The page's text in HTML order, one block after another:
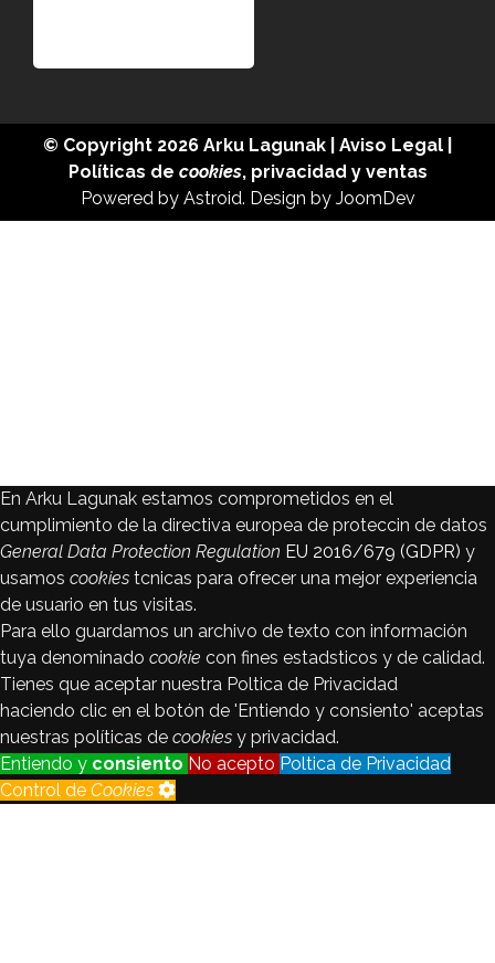
© Copyright 2026 Arku Lagunak Aviso Legal
Políticas de cookies, privacidad y ventas
Powered by Astroid. Design by JoomDev
En Arku Lagunak estamos comprometidos en el
cumplimiento de la directiva europea de proteccin de datos
General Data Protection Regulation EU 2016/679 (GDPR) y
usamos cookies tcnicas para ofrecer una mejor experiencia
de usuario en tus visitas.
Para ello guardamos un archivo de texto con información
tuya denominado cookie con fines estadsticos y de calidad.
Tienes que aceptar nuestra Poltica de Privacidad
haciendo clic en el botón de 'Entiendo y consiento' aceptas
nuestras políticas de cookies y privacidad.
Entiendo y consiento No acepto Poltica de Privacidad
Control de Cookies